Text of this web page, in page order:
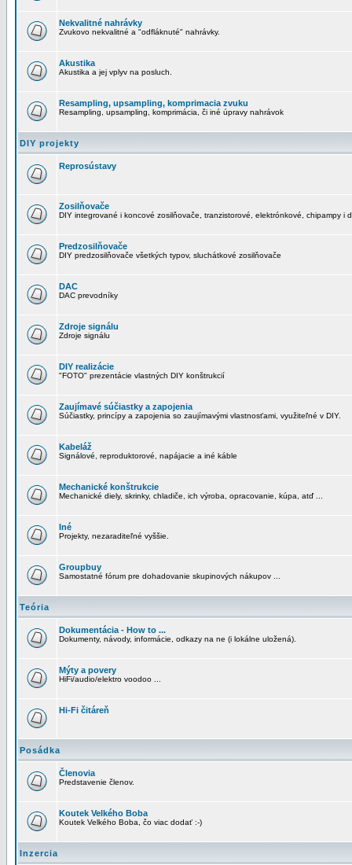
Nekvalitné nahrávky
Zvukovo nekvalitné a "odfláknuté" nahrávky.
Akustika
Akustika a jej vplyv na posluch.
Resampling, upsampling, komprimacia zvuku
Resampling, upsampling, komprimácia, či iné úpravy nahrávok
DIY projekty
Reprosústavy
Zosilňovače
DIY integrované i koncové zosilňovače, tranzistorové, elektrónkové, chipampy i
Predzosilňovače
DIY predzosilňovače všetkých typov, sluchátkové zosilňovače
DAC
DAC prevodníky
Zdroje signálu
Zdroje signálu
DIY realizácie
"FOTO" prezentácie vlastných DIY konštrukcií
Zaujímavé súčiastky a zapojenia
Súčiastky, princípy a zapojenia so zaujímavými vlastnosťami, využiteľné v DIY.
Kabeláž
Signálové, reproduktorové, napájacie a iné káble
Mechanické konštrukcie
Mechanické diely, skrinky, chladiče, ich výroba, opracovanie, kúpa, atď ...
Iné
Projekty, nezaraditeľné vyššie.
Groupbuy
Samostatné fórum pre dohadovanie skupinových nákupov ...
Teória
Dokumentácia - How to ...
Dokumenty, návody, informácie, odkazy na ne (i lokálne uložená).
Mýty a povery
HiFi/audio/elektro voodoo ...
Hi-Fi čitáreň
Posádka
Členovia
Predstavenie členov.
Koutek Velkého Boba
Koutek Velkého Boba, čo viac dodať :-)
Inzercia